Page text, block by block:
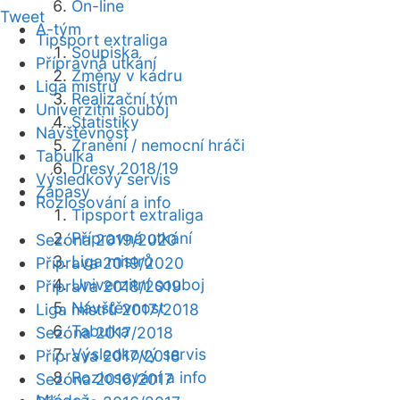
On-line
A-tým
Soupiska
Změny v kádru
Realizační tým
Statistiky
Zranění / nemocní hráči
Dresy 2018/19
Zápasy
Tipsport extraliga
Přípravná utkání
Liga mistrů
Univerzitní souboj
Návštěvnost
Tabulka
Výsledkový servis
Rozlosování a info
Tweet
Tipsport extraliga
Přípravná utkání
Liga mistrů
Univerzitní souboj
Návštěvnost
Tabulka
Výsledkový servis
Rozlosování a info
Sezóna 2019/2020
Příprava 2019/2020
Příprava 2018/2019
Liga mistrů 2017/2018
Sezóna 2017/2018
Příprava 2017/2018
Sezóna 2016/2017